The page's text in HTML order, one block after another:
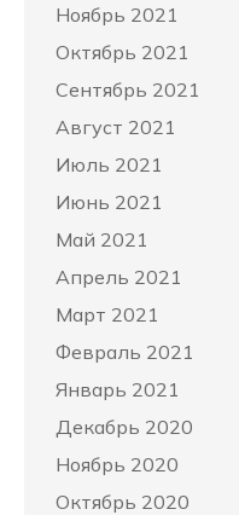
Ноябрь 2021
Октябрь 2021
Сентябрь 2021
Август 2021
Июль 2021
Июнь 2021
Май 2021
Апрель 2021
Март 2021
Февраль 2021
Январь 2021
Декабрь 2020
Ноябрь 2020
Октябрь 2020